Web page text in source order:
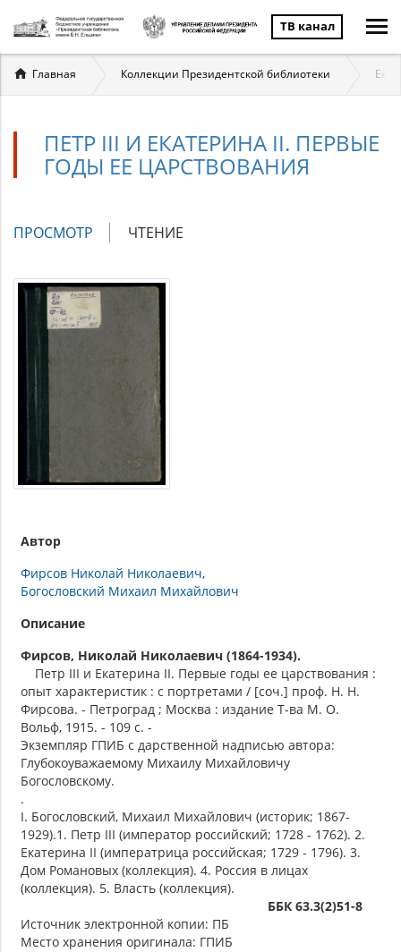
ТВ канал
Вы
здесь
Главная Коллекции Президентской библиотеки
ПЕТР III И ЕКАТЕРИНА II. ПЕРВЫЕ
ГОДЫ ЕЕ ЦАРСТВОВАНИЯ
Главные
ПРОСМОТР (АКТИВНАЯ
ЧТЕНИЕ
Автор
Фирсов Николай Николаевич
Богословский Михаил Михайлович
Описание
Фирсов, Николай Николаевич (1864-1934).
Петр III и Екатерина II. Первые годы ее царствования :
опыт характеристик : с портретами / [соч.] проф. Н. Н.
Фирсова. - Петроград ; Москва : издание Т-ва М. О.
Вольф, 1915. - 109 с. -
Экземпляр ГПИБ с дарственной надписью автора:
Глубокоуважаемому Михаилу Михайловичу
Богословскому.
.
I. Богословский, Михаил Михайлович (историк; 1867-
1929).1. Петр III (император российский; 1728 - 1762). 2.
Екатерина II (императрица российская; 1729 - 1796). 3.
Дом Романовых (коллекция). 4. Россия в лицах
(коллекция). 5. Власть (коллекция).
ББК 63.3(2)51-8
Источник электронной копии: ПБ
Место хранения оригинала: ГПИБ